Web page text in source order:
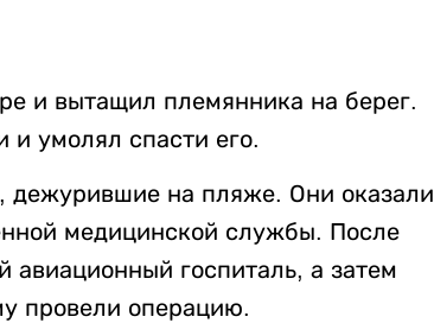
и вытащил племянника на берег.
и умолял спасти его.
дежурившие на пляже. Они оказали
медицинской службы. После
авиационный госпиталь, а затем
провели операцию.